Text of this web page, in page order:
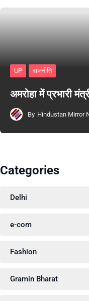
UP राजनीति
अमरोहा में प्रभारी
By Hindustan Mirror
Categories
Delhi
e-com
Fashion
Gramin Bharat